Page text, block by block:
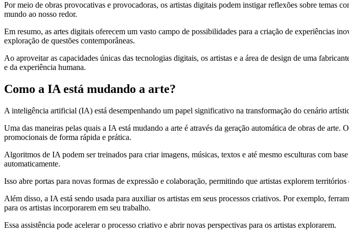
Por meio de obras provocativas e provocadoras, os artistas digitais podem instigar reflexões sobre temas
mundo ao nosso redor.
Em resumo, as artes digitais oferecem um vasto campo de possibilidades para a criação de experiências
exploração de questões contemporâneas.
Ao aproveitar as capacidades únicas das tecnologias digitais, os artistas e a área de design de uma
e da experiência humana.
Como a IA está mudando a arte?
A inteligência artificial (IA) está desempenhando um papel significativo na transformação do cenário
Uma das maneiras pelas quais a IA está mudando a arte é através da geração automática de obras de arte.
promocionais de forma rápida e prática.
Algoritmos de IA podem ser treinados para criar imagens, músicas, textos e até mesmo esculturas com
automaticamente.
Isso abre portas para novas formas de expressão e colaboração, permitindo que artistas explorem
Além disso, a IA está sendo usada para auxiliar os artistas em seus processos criativos. Por exemplo,
para os artistas incorporarem em seu trabalho.
Essa assistência pode acelerar o processo criativo e abrir novas perspectivas para os artistas explorarem.